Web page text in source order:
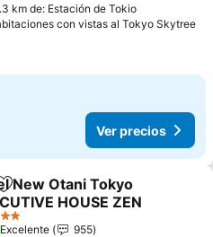
km de: Estación de Tokio
con vistas al Tokyo Skytree
Ver precios
Agregar a favoritos
New Otani Tokyo
HOUSE ZEN
Excelente
955